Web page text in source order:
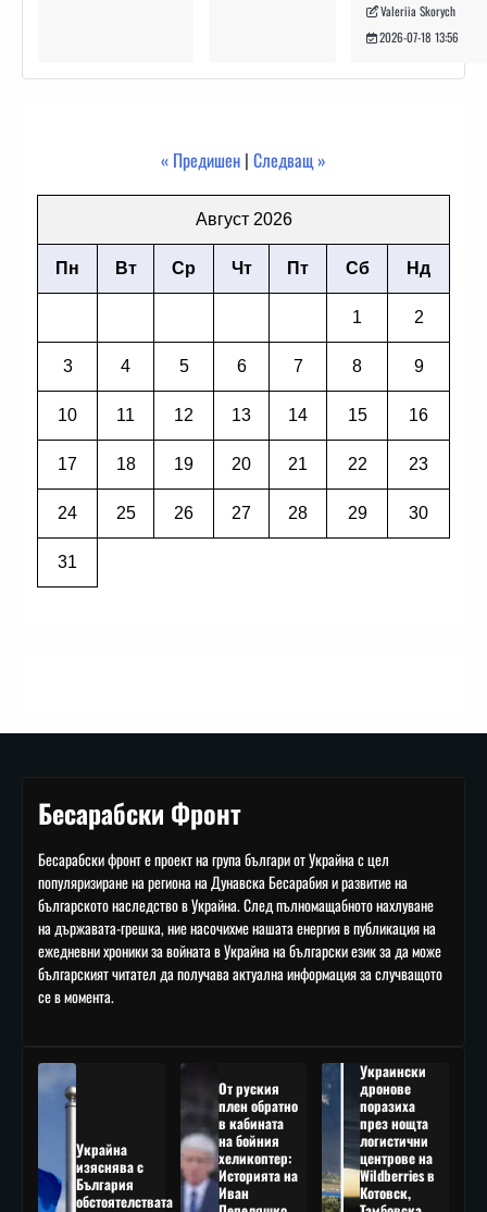
Valeriia Skorych
2026-07-18 13:56
« Предишен | Следващ »
Август 2026
Пн Вт Ср Чт Пт Сб Нд
1 2
3 4 5 6 7 8 9
10 11 12 13 14 15 16
17 18 19 20 21 22 23
24 25 26 27 28 29 30
31
Бесарабски Фронт
Бесарабски фронт е проект на група българи от Украйна с цел
популяризиране на региона на Дунавска Бесарабия и развитие на
българското наследство в Украйна. След пълномащабното нахлуване
на държавата-грешка, ние насочихме нашата енергия в публикация на
ежедневни хроники за войната в Украйна на български език за да може
българският читател да получава актуална информация за случващото
се в момента.
Украйна
изяснява с
България
обстоятелствата
От руския
плен обратно
в кабината
на бойния
хеликоптер:
Историята на
Иван
Украински
дронове
поразиха
през нощта
логистични
центрове на
Wildberries в
Котовск,